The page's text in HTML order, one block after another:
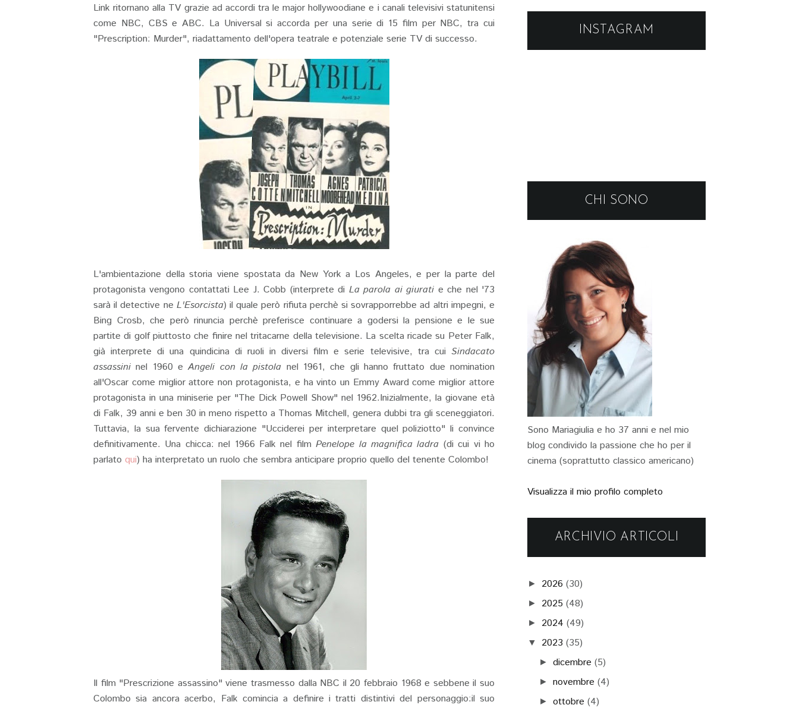
Link ritornano alla TV grazie ad accordi tra le major hollywoodiane e i canali televisivi statunitensi
come NBC, CBS e ABC. La Universal si accorda per una serie di 15 film per NBC, tra cui
"Prescription: Murder", riadattamento dell'opera teatrale e potenziale serie TV di successo.
L'ambientazione della storia viene spostata da New York a Los Angeles, e per la parte del
protagonista vengono contattati Lee J. Cobb (interprete di La parola ai giurati e che nel '73
sarà il detective ne L'Esorcista) il quale però rifiuta perchè si sovrapporrebbe ad altri impegni, e
Bing Crosb, che però rinuncia perchè preferisce continuare a godersi la pensione e le sue
partite di golf piuttosto che finire nel tritacarne della televisione. La scelta ricade su Peter Falk,
già interprete di una quindicina di ruoli in diversi film e serie televisive, tra cui Sindacato
assassini nel 1960 eAngeli con la pistola nel 1961, che gli hanno fruttato due nomination
all'Oscar come miglior attore non protagonista, e ha vinto un Emmy Award come miglior attore
protagonista in una miniserie per "The Dick Powell Show" nel 1962.Inizialmente, la giovane età
di Falk, 39 anni e ben 30 in meno rispetto a Thomas Mitchell, genera dubbi tra gli sceneggiatori.
Tuttavia, la sua fervente dichiarazione "Ucciderei per interpretare quel poliziotto" li convince
definitivamente. Una chicca: nel 1966 Falk nel filmPenelope la magnifica ladra (di cui vi ho
parlato qui) ha interpretato un ruolo che sembra anticipare proprio quello del tenente Colombo!
Il film "Prescrizione assassino" viene trasmesso dalla NBC il 20 febbraio 1968 e sebbene il suo
Colombo sia ancora acerbo, Falk comincia a definire i tratti distintivi del personaggio:il suo
INSTAGRAM
CHI SONO
Sono Mariagiulia e ho 37 anni e nel mio
blog condivido la passione che ho per il
cinema (soprattutto classico americano)
Visualizza il mio profilo completo
ARCHIVIO ARTICOLI
► 2026 (30)
► 2025 (48)
► 2024 (49)
▼ 2023 (35)
►dicembre (5)
►novembre (4)
►ottobre (4)